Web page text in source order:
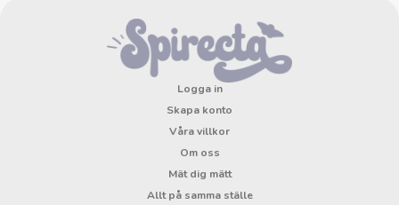
Logga in
Skapa konto
Våra villkor
Om oss
Mät dig mätt
Allt på samma ställe